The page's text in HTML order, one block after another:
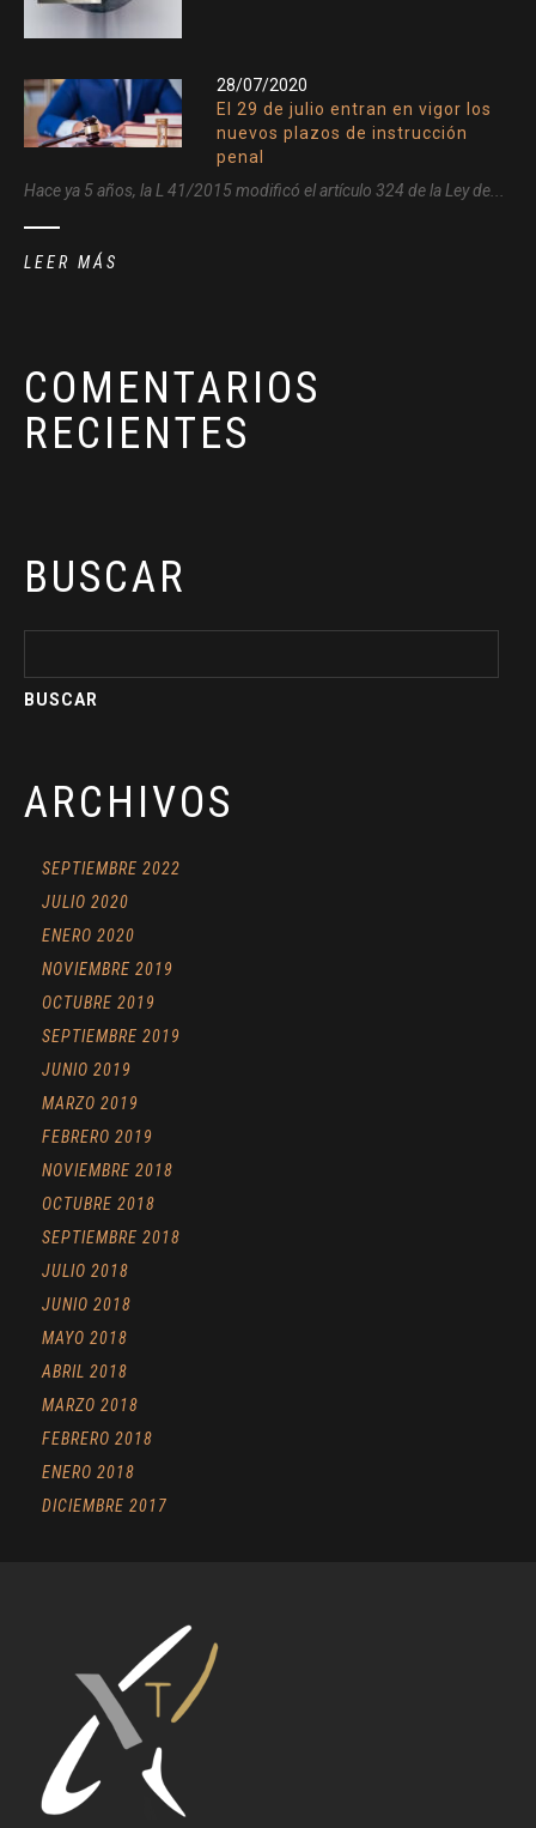
28/07/2020
El 29 de julio entran en vigor los
nuevos plazos de instrucción
penal
Hace ya 5 años, la L 41/2015 modificó el artículo 324 de la Ley de...
LEER MÁS
COMENTARIOS
RECIENTES
BUSCAR
ARCHIVOS
SEPTIEMBRE 2022
JULIO 2020
ENERO 2020
NOVIEMBRE 2019
OCTUBRE 2019
SEPTIEMBRE 2019
JUNIO 2019
MARZO 2019
FEBRERO 2019
NOVIEMBRE 2018
OCTUBRE 2018
SEPTIEMBRE 2018
JULIO 2018
JUNIO 2018
MAYO 2018
ABRIL 2018
MARZO 2018
FEBRERO 2018
ENERO 2018
DICIEMBRE 2017